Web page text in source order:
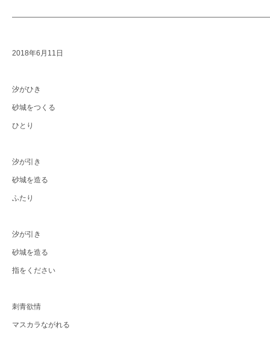
2018年6月11日
汐がひき
砂城をつくる
ひとり
汐が引き
砂城を造る
ふたり
汐が引き
砂城を造る
指をください
刺青欲情
マスカラながれる